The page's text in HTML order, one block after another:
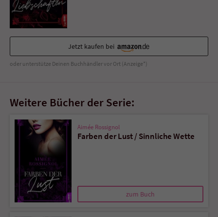
Jetzt kaufen bei
oder unterstütze Deinen Buchhändler vor Ort (Anzeige*)
Weitere Bücher der Serie:
Aimée Rossignol
Farben der Lust / Sinnliche Wette
zum Buch